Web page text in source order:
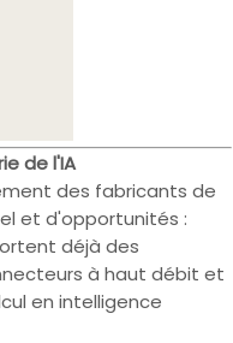
de l'IA
des fabricants de
et d'opportunités :
déjà des
à haut débit et
en intelligence